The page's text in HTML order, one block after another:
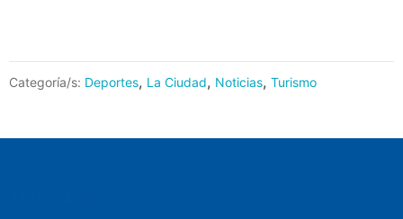
Categoría/s: Deportes, La Ciudad, Noticias, Turismo